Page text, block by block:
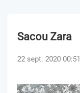
Sacou Zara
22 sept. 2020 00:51